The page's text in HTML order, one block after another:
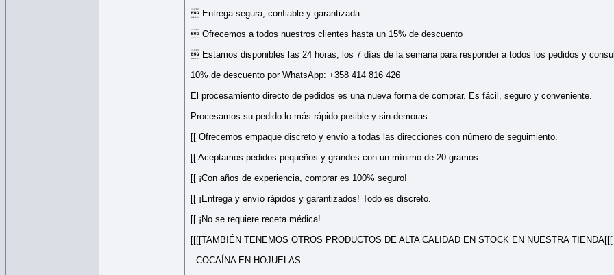
 Entrega segura, confiable y garantizada
 Ofrecemos a todos nuestros clientes hasta un 15% de descuento
 Estamos disponibles las 24 horas, los 7 días de la semana para responder a todos los pedidos y
10% de descuento por WhatsApp: +358 414 816 426
El procesamiento directo de pedidos es una nueva forma de comprar. Es fácil, seguro y conveniente.
Procesamos su pedido lo más rápido posible y sin demoras.
[[ Ofrecemos empaque discreto y envío a todas las direcciones con número de seguimiento.
[[ Aceptamos pedidos pequeños y grandes con un mínimo de 20 gramos.
[[ ¡Con años de experiencia, comprar es 100% seguro!
[[ ¡Entrega y envío rápidos y garantizados! Todo es discreto.
[[ ¡No se requiere receta médica!
[[[[TAMBIÉN TENEMOS OTROS PRODUCTOS DE ALTA CALIDAD EN STOCK EN NUESTRA TIENDA[[[
- COCAÍNA EN HOJUELAS